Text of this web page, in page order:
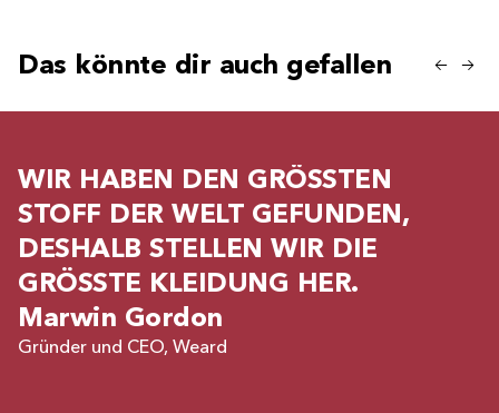
Das könnte dir auch gefallen
WIR HABEN DEN GRÖSSTEN
STOFF DER WELT GEFUNDEN,
DESHALB STELLEN WIR DIE
GRÖSSTE KLEIDUNG HER.
Marwin Gordon
Gründer und CEO, Weard